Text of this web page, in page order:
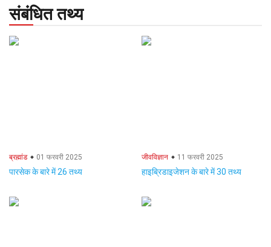
संबंधित तथ्य
ब्रह्मांड 01 फरवरी 2025
पारसेक के बारे में 26 तथ्य
जीवविज्ञान 11 फरवरी 2025
हाइब्रिडाइजेशन के बारे में 30 तथ्य